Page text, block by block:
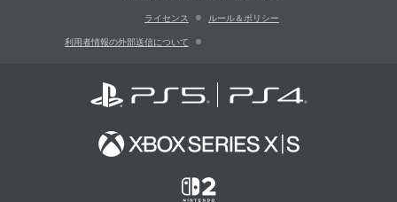
ライセンス ルール＆ポリシー
利用者情報の外部送信について